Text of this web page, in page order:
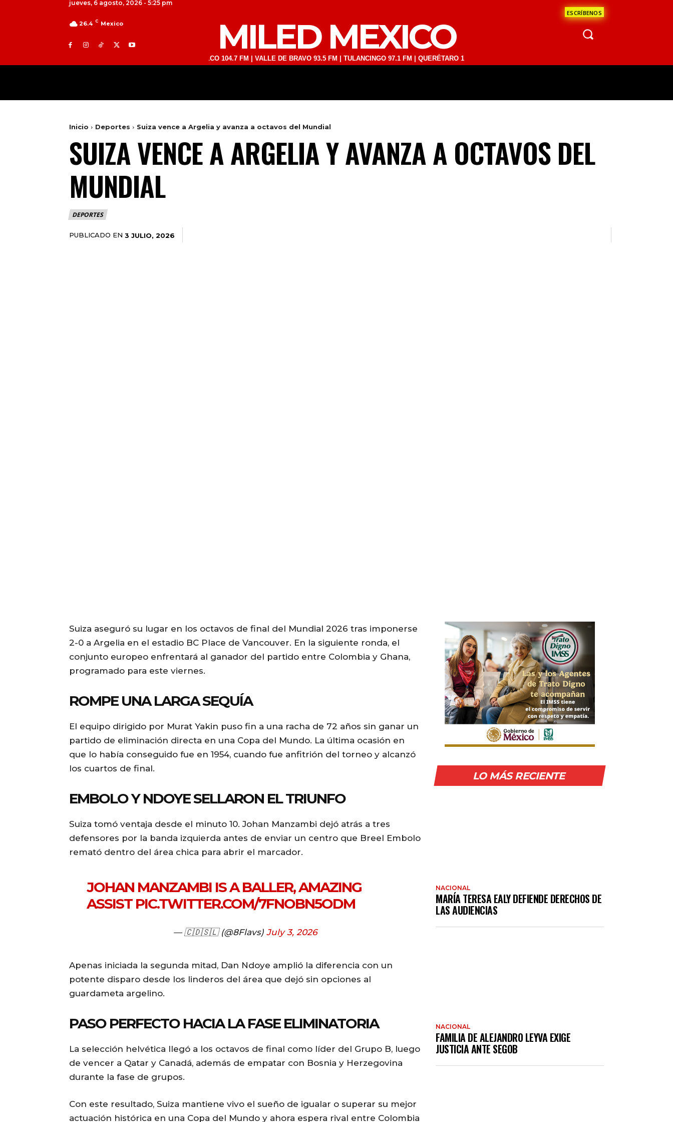
jueves, 6 agosto, 2026 - 5:25 pm
ESCRÍBENOS
26.4 C Mexico MILED MEXICO
TOLUCA 98.9 FM | ATLACOMULCO 104.7 FM | VALLE DE BRAVO 93.5 FM | TULANCINGO 97.1 FM | QUERÉTARO 103.1 FM | SAN JUAN DEL RÍO 93.1 FM | GUADALAJARA 1510 AM | LA
Inicio Deportes Suiza vence a Argelia y avanza a octavos del Mundial
SUIZA VENCE A ARGELIA Y AVANZA A OCTAVOS DEL
MUNDIAL
DEPORTES
PUBLICADO EN 3 JULIO, 2026
Suiza aseguró su lugar en los octavos de final del Mundial 2026 tras imponerse
2-0 a Argelia en el estadio BC Place de Vancouver. En la siguiente ronda, el
conjunto europeo enfrentará al ganador del partido entre Colombia y Ghana,
programado para este viernes.
ROMPE UNA LARGA SEQUÍA
El equipo dirigido por Murat Yakin puso fin a una racha de 72 años sin ganar un
partido de eliminación directa en una Copa del Mundo. La última ocasión en
que lo había conseguido fue en 1954, cuando fue anfitrión del torneo y alcanzó
los cuartos de final.
EMBOLO Y NDOYE SELLARON EL TRIUNFO
Suiza tomó ventaja desde el minuto 10. Johan Manzambi dejó atrás a tres
defensores por la banda izquierda antes de enviar un centro que Breel Embolo
remató dentro del área chica para abrir el marcador.
JOHAN MANZAMBI IS A BALLER, AMAZING
ASSIST PIC.TWITTER.COM/7FNOBN5ODM
— 🇨🇩🇸🇱 (@8Flavs) July 3, 2026
Apenas iniciada la segunda mitad, Dan Ndoye amplió la diferencia con un
potente disparo desde los linderos del área que dejó sin opciones al
guardameta argelino.
PASO PERFECTO HACIA LA FASE ELIMINATORIA
La selección helvética llegó a los octavos de final como líder del Grupo B, luego
de vencer a Qatar y Canadá, además de empatar con Bosnia y Herzegovina
durante la fase de grupos.
Con este resultado, Suiza mantiene vivo el sueño de igualar o superar su mejor
actuación histórica en una Copa del Mundo y ahora espera rival entre Colombia
LO MÁS RECIENTE
NACIONAL
MARÍA TERESA EALY DEFIENDE DERECHOS DE
LAS AUDIENCIAS
NACIONAL
FAMILIA DE ALEJANDRO LEYVA EXIGE
JUSTICIA ANTE SEGOB